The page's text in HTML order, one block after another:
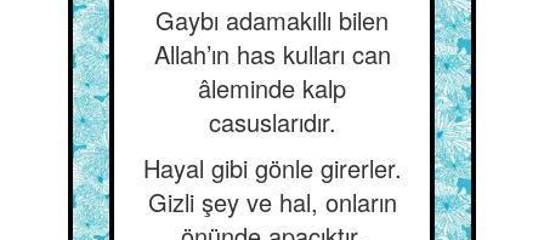
Gaybı adamakıllı bilen
Allah’ın has kulları can
âleminde kalp
casuslarıdır.
Hayal gibi gönle girerler.
Gizli şey ve hal, onların